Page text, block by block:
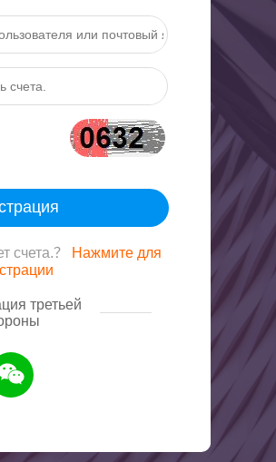
счета.？
Нажмите для
третьей